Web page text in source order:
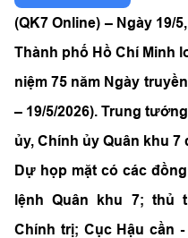
(QK7 Online) – Ngày 19/
Thành phố Hồ Chí Minh
niệm 75 năm Ngày
– 19/5/2026). Trung
ủy, Chính ủy Quân khu
Dự họp mặt có các
lệnh Quân khu 7; thủ
Chính trị; Cục Hậu cần